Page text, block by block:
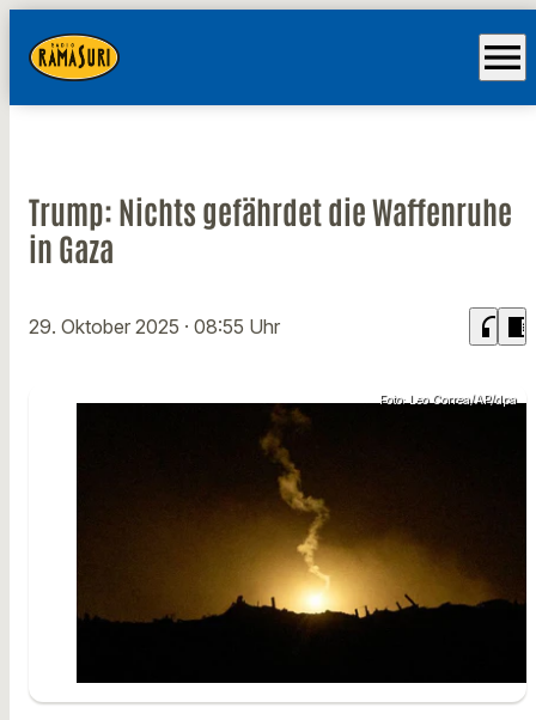
menu
Trump: Nichts gefährdet die Waffenruhe
in Gaza
29. Oktober 2025 · 08:55 Uhr headphones chrome_reader_mode
Foto: Leo Correa/AP/dpa